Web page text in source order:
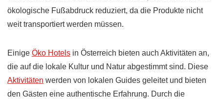
ökologische Fußabdruck reduziert, da die Produkte nicht
weit transportiert werden müssen.
Einige Öko Hotels in Österreich bieten auch Aktivitäten an,
die auf die lokale Kultur und Natur abgestimmt sind. Diese
Aktivitäten werden von lokalen Guides geleitet und bieten
den Gästen eine authentische Erfahrung. Durch die